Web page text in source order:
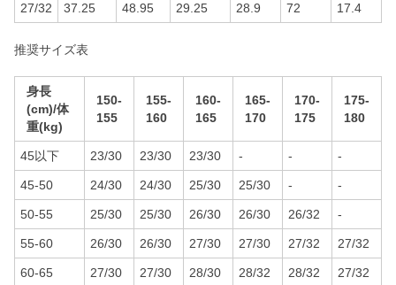
27/32 37.25 48.95 29.25 28.9 72 17.4
推奨サイズ表
身長
(cm)/体
重(kg)
150-
155
155-
160
160-
165
165-
170
170-
175
175-
180
45以下 23/30 23/30 23/30 - - -
45-50 24/30 24/30 25/30 25/30 - -
50-55 25/30 25/30 26/30 26/30 26/32 -
55-60 26/30 26/30 27/30 27/30 27/32 27/32
60-65 27/30 27/30 28/30 28/32 28/32 27/32